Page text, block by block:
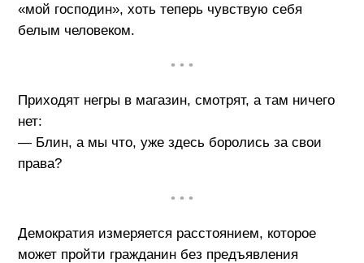
«мой господин», хоть теперь чувствую себя
белым человеком.
• • •
Приходят негры в магазин, смотрят, а там ничего
нет:
— Блин, а мы что, уже здесь боролись за свои
права?
• • •
Демократия измеряется расстоянием, которое
может пройти гражданин без предъявления